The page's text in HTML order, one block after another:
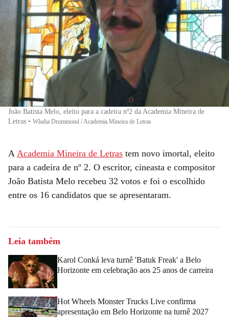
João Batista Melo, eleito para a cadeira nº2 da Academia Mineira de
Letras • Wladia Drummond / Academia Mineira de Letras
A Academia Mineira de Letras tem novo imortal, eleito
para a cadeira de nº 2. O escritor, cineasta e compositor
João Batista Melo recebeu 32 votos e foi o escolhido
entre os 16 candidatos que se apresentaram.
Leia também
Karol Conká leva turnê 'Batuk Freak' a Belo
Horizonte em celebração aos 25 anos de carreira
Hot Wheels Monster Trucks Live confirma
apresentação em Belo Horizonte na turnê 2027